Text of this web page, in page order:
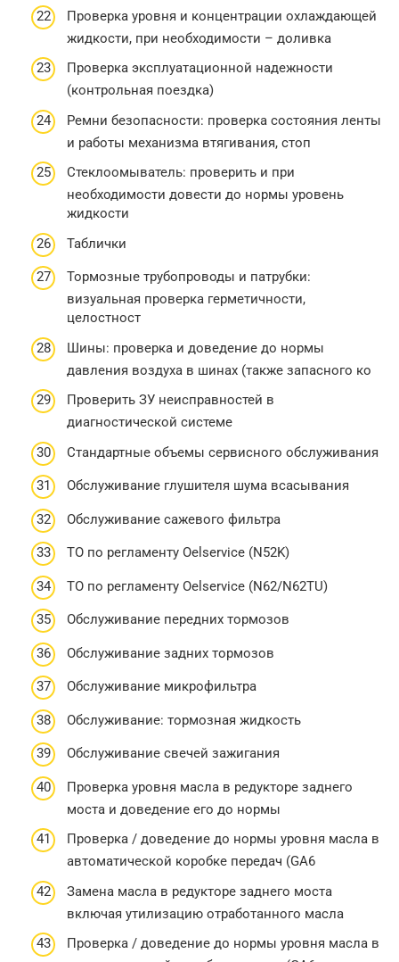
Проверка уровня и концентрации охлаждающей
жидкости, при необходимости – доливка
Проверка эксплуатационной надежности
(контрольная поездка)
Ремни безопасности: проверка состояния ленты
и работы механизма втягивания, стоп
Стеклоомыватель: проверить и при
необходимости довести до нормы уровень
жидкости
Таблички
Тормозные трубопроводы и патрубки:
визуальная проверка герметичности,
целостност
Шины: проверка и доведение до нормы
давления воздуха в шинах (также запасного ко
Проверить ЗУ неисправностей в
диагностической системе
Стандартные объемы сервисного обслуживания
Обслуживание глушителя шума всасывания
Обслуживание сажевого фильтра
ТО по регламенту Oelservice (N52K)
ТО по регламенту Oelservice (N62/N62TU)
Обслуживание передних тормозов
Обслуживание задних тормозов
Обслуживание микрофильтра
Обслуживание: тормозная жидкость
Обслуживание свечей зажигания
Проверка уровня масла в редукторе заднего
моста и доведение его до нормы
Проверка / доведение до нормы уровня масла в
автоматической коробке передач (GA6
Замена масла в редукторе заднего моста
включая утилизацию отработанного масла
Проверка / доведение до нормы уровня масла в